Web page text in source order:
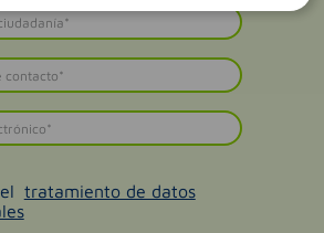
tratamiento de datos